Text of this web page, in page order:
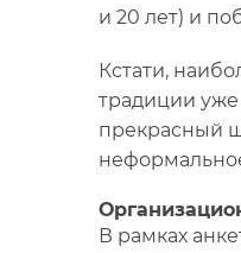
и 20 лет) и
Кстати,
традиции уже
прекрасный
В рамках